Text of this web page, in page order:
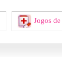
Jogos